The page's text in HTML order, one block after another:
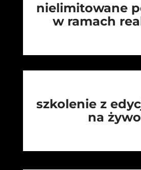
nielimitowane
w ramach
szkolenie z
na żywo